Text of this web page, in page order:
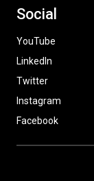
Social
YouTube
LinkedIn
Twitter
Instagram
Facebook